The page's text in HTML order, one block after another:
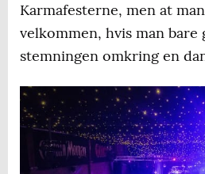
Karmafesterne, men at
velkommen, hvis man bare
stemningen omkring en